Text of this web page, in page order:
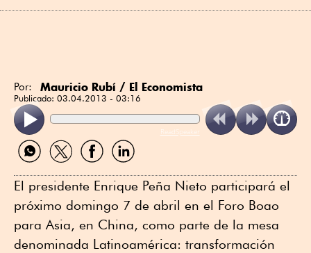
Por: Mauricio Rubí / El Economista
Publicado: 03.04.2013 - 03:16
ReadSpeaker
Compartir
por
Compartir
por
Compartir
por
Compartir
por
El presidente Enrique Peña Nieto participará el
próximo domingo 7 de abril en el Foro Boao
para Asia, en China, como parte de la mesa
denominada Latinoamérica: transformación